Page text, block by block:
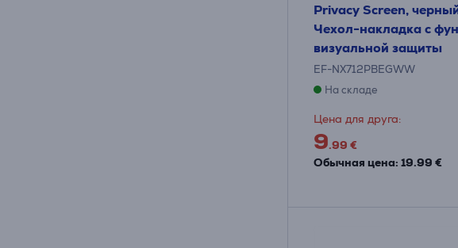
Privacy Screen,
Чехол-накладка с
визуальной защиты
EF-NX712PBEGWW
На складе
Цена для друга:
9.99 €
Обычная цена: 19.99 €